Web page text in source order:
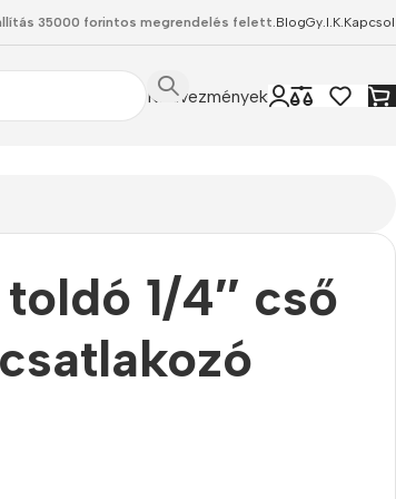
35000 forintos megrendelés felett.BlogGy.I.K.
Kedvezmények
1/4″ cső